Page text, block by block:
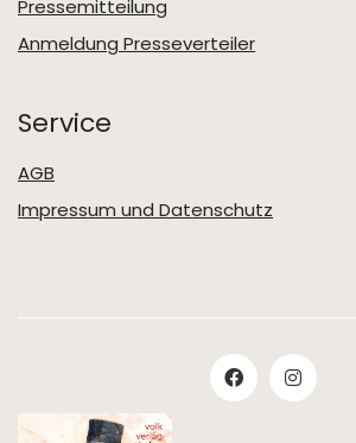
Pressemitteilung
Anmeldung Presseverteiler
Service
AGB
Impressum und Datenschutz